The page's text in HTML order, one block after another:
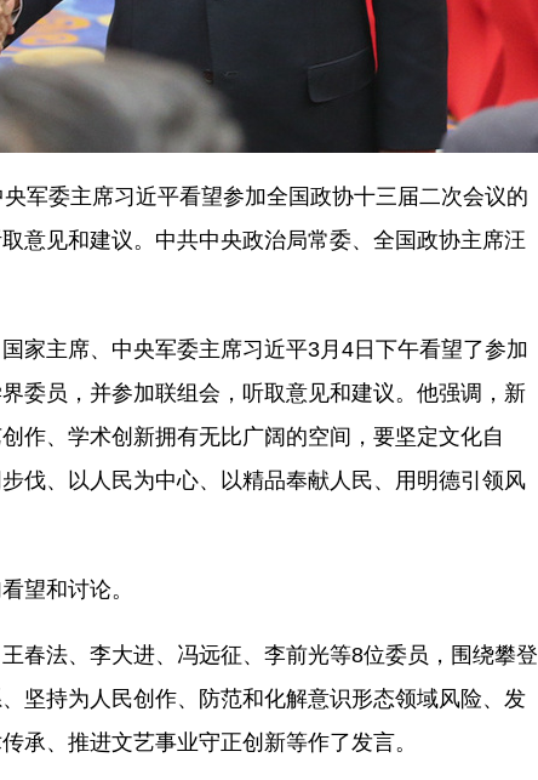
委主席习近平看望参加全国政协十三届二次会议的
意见和建议。中共中央政治局常委、全国政协主席汪
家主席、中央军委主席习近平3月4日下午看望了参加
委员，并参加联组会，听取意见和建议。他强调，新
作、学术创新拥有无比广阔的空间，要坚定文化自
伐、以人民为中心、以精品奉献人民、用明德引领风
望和讨论。
法、李大进、冯远征、李前光等8位委员，围绕攀登
坚持为人民创作、防范和化解意识形态领域风险、发
承、推进文艺事业守正创新等作了发言。